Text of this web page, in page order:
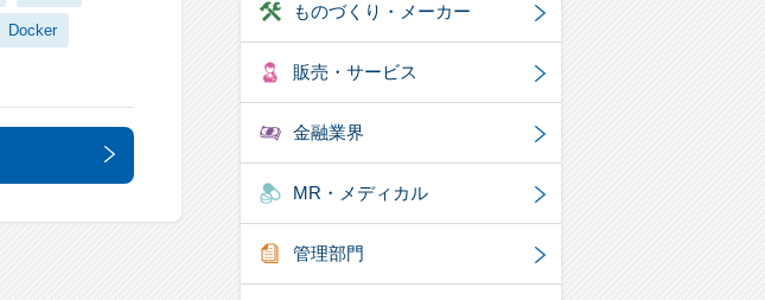
Docker
ものづくり・メーカー
販売・サービス
金融業界
MR・メディカル
管理部門